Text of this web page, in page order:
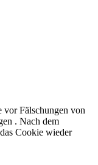
vor Fälschungen von
. Nach dem
Cookie wieder